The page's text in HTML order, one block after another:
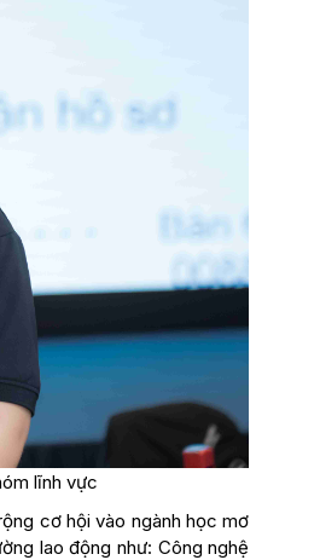
lĩnh vực
cơ hội vào ngành học mơ
lao động như: Công nghệ